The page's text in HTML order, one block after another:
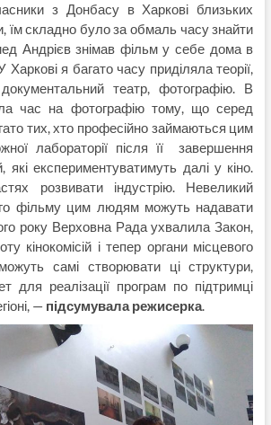
з Донбасу в Харкові близьких
їм складно було за обмаль часу знайти
Андрієв знімав фільм у себе дома в
я багато часу приділяла теорії,
театр, фотографію. В
час на фотографію тому, що серед
тих, хто професійно займаються цим
лабораторії після її завершення
експериментуватимуть далі у кіно.
розвивати індустрію. Невеликий
фільму цим людям можуть надавати
року Верховна Рада ухвалила Закон,
кінокомісій і тепер органи місцевого
самі створювати ці структури,
для реалізації програм по підтримці
— підсумувала режисерка.